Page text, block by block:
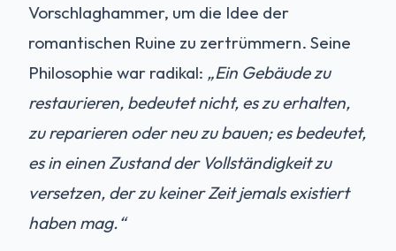
Vorschlaghammer, um die Idee der
romantischen Ruine zu zertrümmern. Seine
Philosophie war radikal: „Ein Gebäude zu
restaurieren, bedeutet nicht, es zu erhalten,
zu reparieren oder neu zu bauen; es bedeutet,
es in einen Zustand der Vollständigkeit zu
versetzen, der zu keiner Zeit jemals existiert
haben mag.“